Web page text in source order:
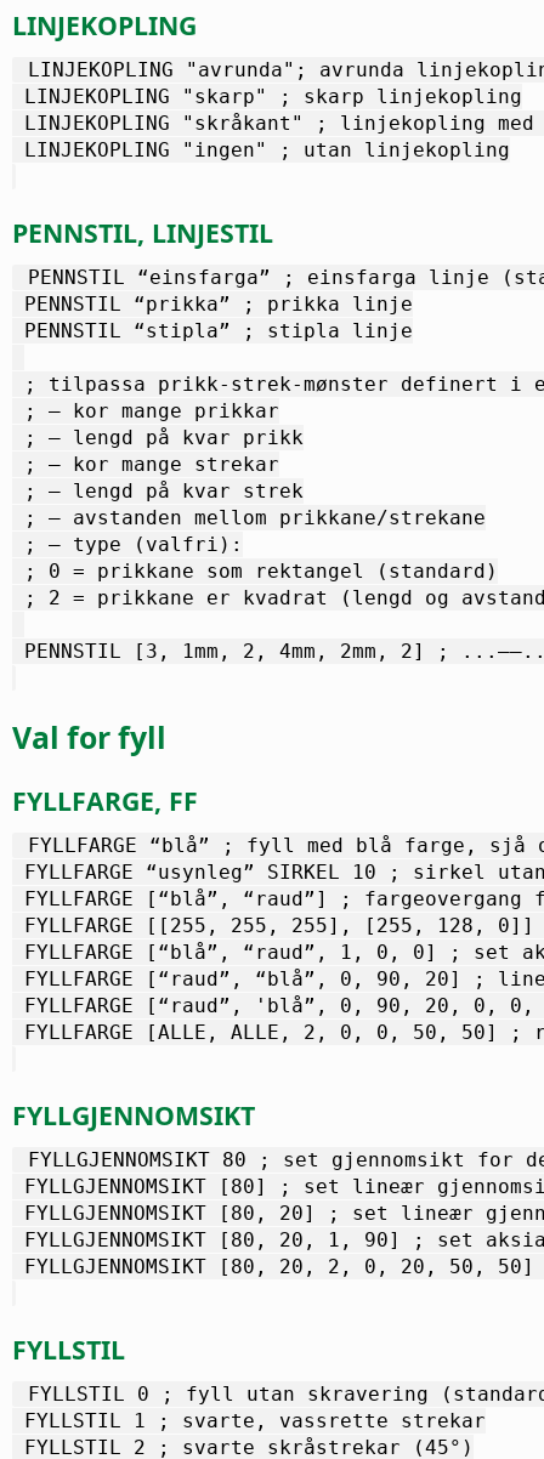
LINJEKOPLING
LINJEKOPLING "avrunda"; avrunda
LINJEKOPLING "skarp" ; skarp linjekopling
LINJEKOPLING "skråkant" ; linjekopling
LINJEKOPLING "ingen" ; utan linjekopling
PENNSTIL, LINJESTIL
PENNSTIL “einsfarga” ; einsfarga linje
PENNSTIL “prikka” ; prikka linje
PENNSTIL “stipla” ; stipla linje
; tilpassa prikk-strek-mønster definert i ei
; – kor mange prikkar
; – lengd på kvar prikk
; – kor mange strekar
; – lengd på kvar strek
; – avstanden mellom prikkane/strekane
; – type (valfri):
; 0 = prikkane som rektangel (standard)
; 2 = prikkane er kvadrat (lengd og
PENNSTIL [3, 1mm, 2, 4mm, 2mm, 2] ;
Val for fyll
FYLLFARGE, FF
FYLLFARGE “blå” ; fyll med blå farge, sjå
FYLLFARGE “usynleg” SIRKEL 10 ; sirkel
FYLLFARGE [“blå”, “raud”] ;
FYLLFARGE [[255, 255, 255], [255,
FYLLFARGE [“blå”, “raud”, 1, 0, 0] ;
FYLLFARGE [“raud”, “blå”, 0, 90, 20] ;
FYLLFARGE [“raud”, 'blå”, 0, 90, 20, 0,
FYLLFARGE [ALLE, ALLE, 2, 0, 0, 50,
FYLLGJENNOMSIKT
FYLLGJENNOMSIKT 80 ; set gjennomsikt
FYLLGJENNOMSIKT [80] ; set lineær
FYLLGJENNOMSIKT [80, 20] ; set lineær
FYLLGJENNOMSIKT [80, 20, 1, 90] ; set
FYLLGJENNOMSIKT [80, 20, 2, 0, 20, 50,
FYLLSTIL
FYLLSTIL 0 ; fyll utan skravering
FYLLSTIL 1 ; svarte, vassrette strekar
FYLLSTIL 2 ; svarte skråstrekar (45°)